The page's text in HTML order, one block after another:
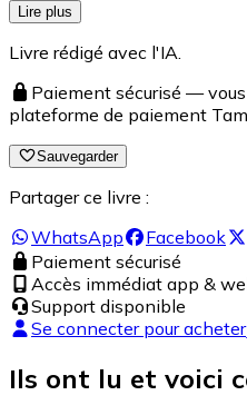
Lire plus
Livre rédigé avec l'IA.
Paiement sécurisé —
plateforme de paiement
Sauvegarder
Partager ce livre :
WhatsApp
Facebook
Paiement sécurisé
Accès immédiat app &
Support disponible
Se connecter pour acheter
Ils ont lu et voici